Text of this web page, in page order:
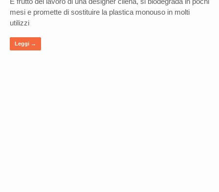
mesi e promette di sostituire la plastica monouso in molti
utilizzi
Leggi →